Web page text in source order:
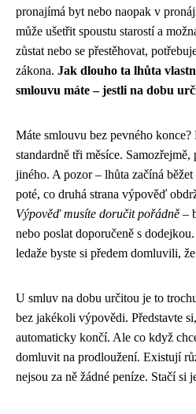
pronajímá byt nebo naopak v
může ušetřit spoustu starostí a
zůstat nebo se přestěhovat,
zákona. Jak dlouho ta lhůta
smlouvu máte – jestli na dobu
Máte smlouvu bez pevného
standardně tři měsíce.
jiného. A pozor – lhůta začíná
poté, co druhá strana výpověď
Výpověď musíte doručit pořádně –
nebo poslat doporučeně s
ledaže byste si předem domluvili,
U smluv na dobu určitou je to
bez jakékoli výpovědi. Představte
automaticky končí. Ale co když
domluvit na prodloužení. Existují
nejsou za ně žádné peníze. Stačí si